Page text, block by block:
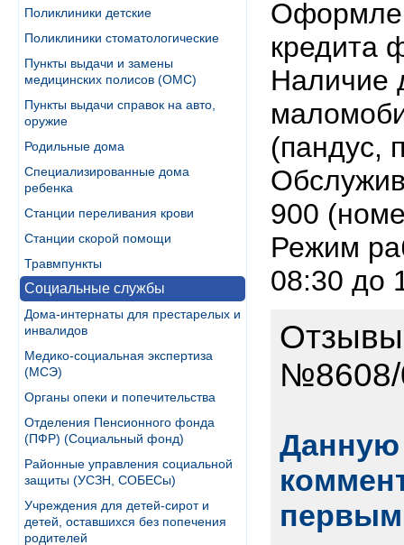
Поликлиники детские
Поликлиники стоматологические
Пункты выдачи и замены
медицинских полисов (ОМС)
Пункты выдачи справок на авто,
оружие
Родильные дома
Специализированные дома
ребенка
Станции переливания крови
Станции скорой помощи
Травмпункты
Социальные службы
Дома-интернаты для престарелых и
инвалидов
Медико-социальная экспертиза
(МСЭ)
Органы опеки и попечительства
Отделения Пенсионного фонда
(ПФР) (Социальный фонд)
Районные управления социальной
защиты (УСЗН, СОБЕСы)
Учреждения для детей-сирот и
детей, оставшихся без попечения
родителей
кредита
Наличие
(пандус,
900
Режим
08:30 до
№8608/
Данную